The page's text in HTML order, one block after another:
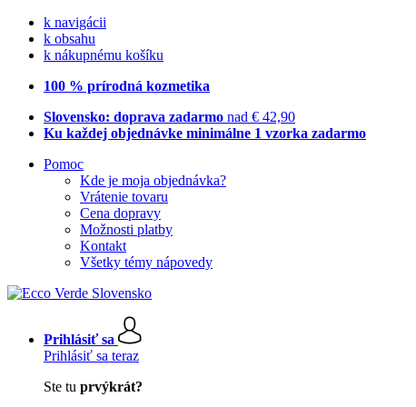
k navigácii
k obsahu
k nákupnému košíku
100 % prírodná kozmetika
Slovensko: doprava zadarmo nad € 42,90
Ku každej objednávke minimálne 1 vzorka zadarmo
Pomoc
Kde je moja objednávka?
Vrátenie tovaru
Cena dopravy
Možnosti platby
Kontakt
Všetky témy nápovedy
Prihlásiť sa
Prihlásiť sa teraz
Ste tu prvýkrát?